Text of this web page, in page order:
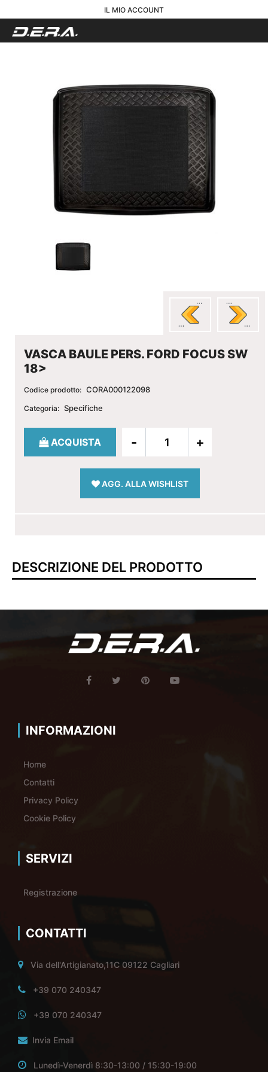
IL MIO ACCOUNT
VASCA BAULE PERS. FORD FOCUS SW
18>
Codice prodotto: CORA000122098
Categoria: Specifiche
Quantità
ACQUISTA
AGG. ALLA WISHLIST
DESCRIZIONE DEL PRODOTTO
INFORMAZIONI
Home
Contatti
Privacy Policy
Cookie Policy
SERVIZI
Registrazione
CONTATTI
Via dell'Artigianato,11C 09122 Cagliari
+39 070 240347
+39 070 240347
Invia Email
Lunedì-Venerdì 8:30-13:00 / 15:30-19:00